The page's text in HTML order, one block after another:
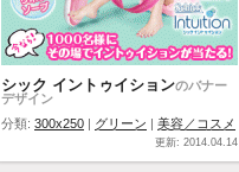
シック イントゥイションのバナー
デザイン
分類: 300x250 | グリーン | 美容／コスメ
更新: 2014.04.14